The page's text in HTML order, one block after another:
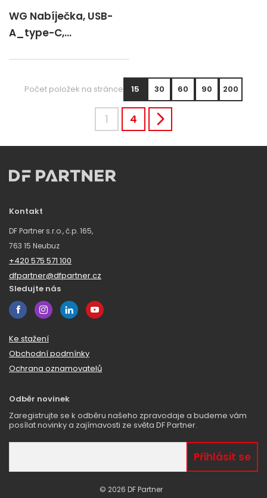
WG Nabíječka, USB-
A_type-C,
Počet položek na stránce 15 30 60 90 200
1 4
© 2026 DF Partner
Kontakt
DF Partner s.r.o., č.p. 165,
763 15 Neubuz
+420 575 571 100
dfpartner@dfpartner.cz
Sledujte nás
Ke stažení
Obchodní podmínky
Ochrana oznamovatelů
Odběr novinek
Zaregistrujte se k odběru našeho zpravodaje a budeme vám
posílat novinky a zajímavosti ze světa DF Partner.